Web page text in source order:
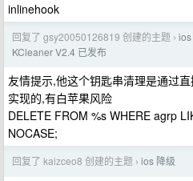
inlinehook
回复了 gsy20050126819 创建的主题 ›
KCleaner V2.4 已发布
友情提示,他这个钥匙串清理是通过
实现的,有白苹果风险
DELETE FROM %s WHERE agrp
NOCASE;
回复了 kaizceo8 创建的主题 › ios 降级